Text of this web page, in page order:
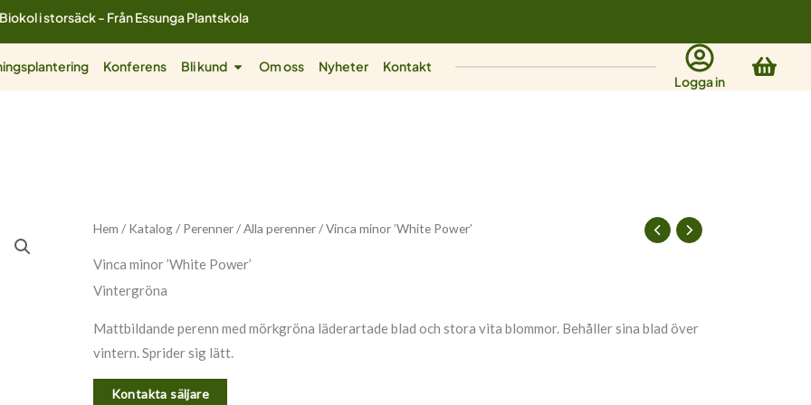
i storsäck - Från Essunga Plantskola
Konferens Bli kund Öppna Bli kund
Om oss Nyheter
Kontakt
Logga in
Hem / Katalog/ Perenner/Alla perenner/ Vinca minor ’White Power’
Vinca minor ’White Power’
Vintergröna
Mattbildande perenn med mörkgröna läderartade blad och stora vita blommor. Behåller sina blad över
vintern. Sprider sig lätt.
Kontakta säljare